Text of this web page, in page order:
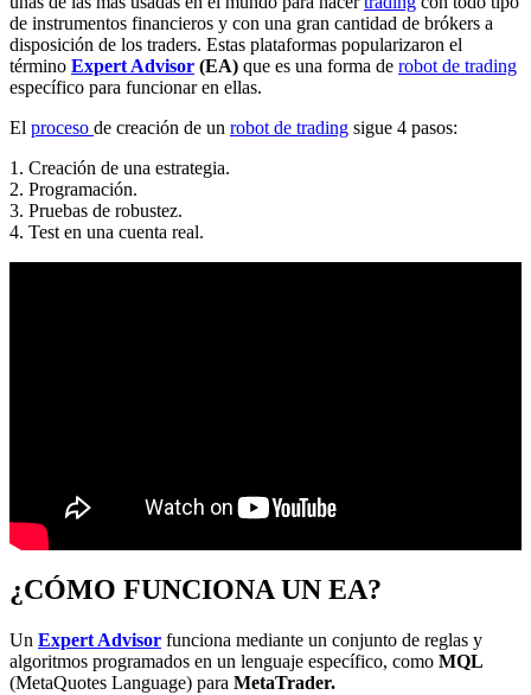
de instrumentos financieros y con una gran cantidad de brókers a
disposición de los traders. Estas plataformas popularizaron el
término Expert Advisor (EA) que es una forma de robot de trading
específico para funcionar en ellas.
El proceso de creación de un robot de trading sigue 4 pasos:
1. Creación de una estrategia.
2. Programación.
3. Pruebas de robustez.
4. Test en una cuenta real.
¿CÓMO FUNCIONA UN EA?
Un Expert Advisor funciona mediante un conjunto de reglas y
algoritmos programados en un lenguaje específico, como MQL
(MetaQuotes Language) para MetaTrader.